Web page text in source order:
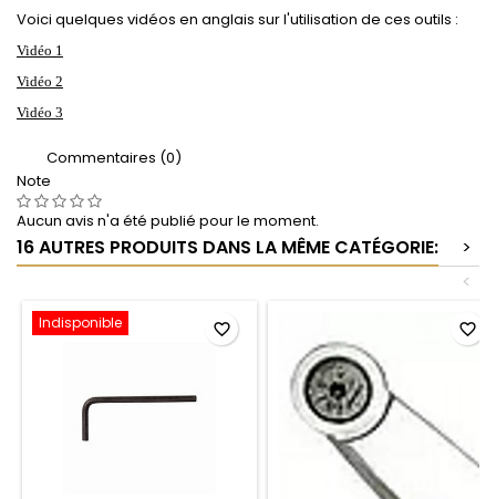
Voici quelques vidéos en anglais sur l'utilisation de ces outils :
Vidéo 1
Vidéo 2
Vidéo 3
Commentaires (0)
Note
Aucun avis n'a été publié pour le moment.
16 AUTRES PRODUITS DANS LA MÊME CATÉGORIE:
>
<
Indisponible favorite_border favorite_border